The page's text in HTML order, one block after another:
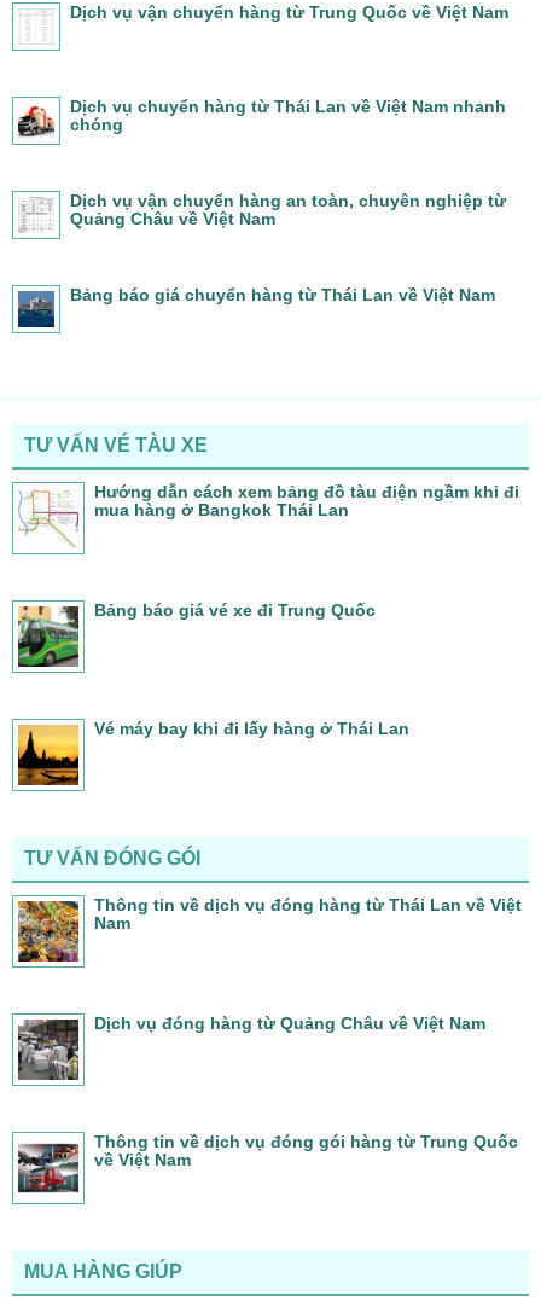
Dịch vụ vận chuyển hàng từ Trung Quốc về Việt Nam
Dịch vụ chuyển hàng từ Thái Lan về Việt Nam nhanh
chóng
Dịch vụ vận chuyển hàng an toàn, chuyên nghiệp từ
Quảng Châu về Việt Nam
Bảng báo giá chuyển hàng từ Thái Lan về Việt Nam
TƯ VẤN VÉ TÀU XE
Hướng dẫn cách xem bảng đồ tàu điện ngầm khi đi
mua hàng ở Bangkok Thái Lan
Bảng báo giá vé xe đi Trung Quốc
Vé máy bay khi đi lấy hàng ở Thái Lan
TƯ VẤN ĐÓNG GÓI
Thông tin về dịch vụ đóng hàng từ Thái Lan về Việt
Nam
Dịch vụ đóng hàng từ Quảng Châu về Việt Nam
Thông tin về dịch vụ đóng gói hàng từ Trung Quốc
về Việt Nam
MUA HÀNG GIÚP